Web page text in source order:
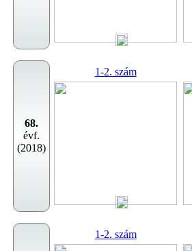
68.
évf.
(2018)
1-2. szám
1-2. szám